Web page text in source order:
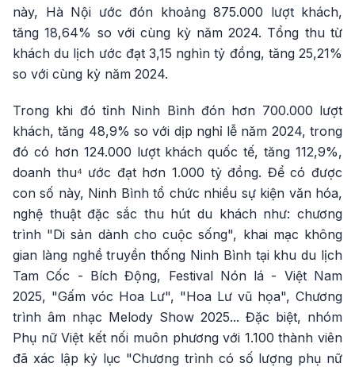
này, Hà Nội ước đón khoảng 875.000 lượt khách,
tăng 18,64% so với cùng kỳ năm 2024. Tổng thu từ
khách du lịch ước đạt 3,15 nghìn tỷ đồng, tăng 25,21%
so với cùng kỳ năm 2024.
Trong khi đó tỉnh Ninh Bình đón hơn 700.000 lượt
khách, tăng 48,9% so với dịp nghỉ lễ năm 2024, trong
đó có hơn 124.000 lượt khách quốc tế, tăng 112,9%,
doanh thu⁴ ước đạt hơn 1.000 tỷ đồng. Để có được
con số này, Ninh Bình tổ chức nhiều sự kiện văn hóa,
nghệ thuật đặc sắc thu hút du khách như: chương
trình "Di sản dành cho cuộc sống", khai mạc không
gian làng nghề truyền thống Ninh Bình tại khu du lịch
Tam Cốc - Bích Động, Festival Nón lá - Việt Nam
2025, "Gấm vóc Hoa Lư", "Hoa Lư vũ họa", Chương
trình âm nhạc Melody Show 2025... Đặc biệt, nhóm
Phụ nữ Việt kết nối muôn phương với 1.100 thành viên
đã xác lập kỷ lục "Chương trình có số lượng phụ nữ